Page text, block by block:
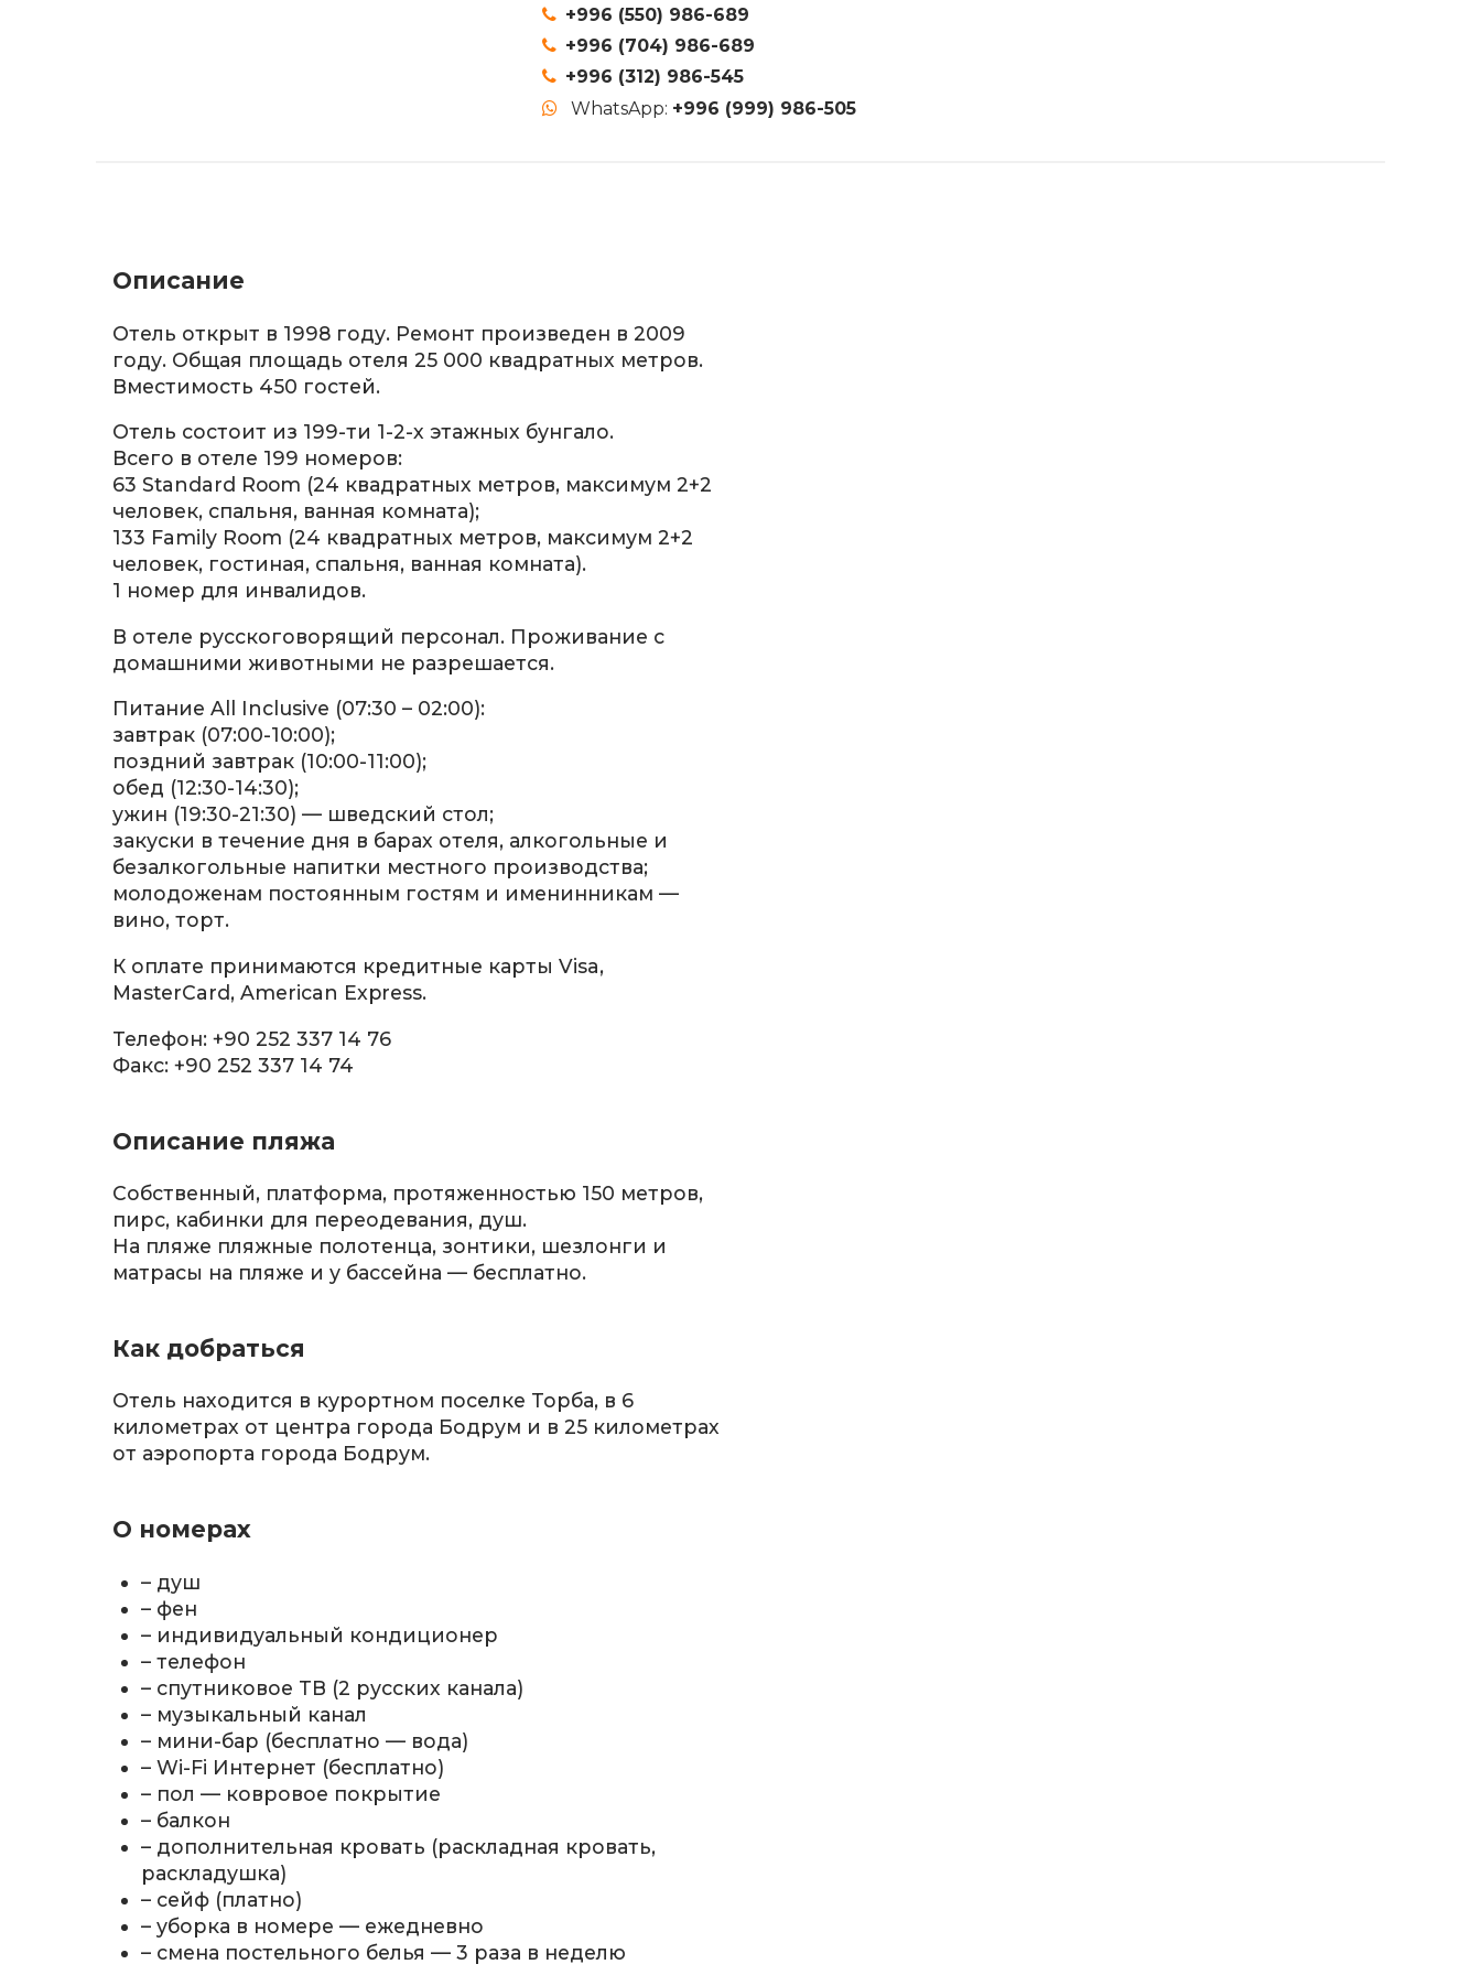
+996 (550) 986-689
+996 (704) 986-689
+996 (312) 986-545
WhatsApp: +996 (999) 986-505
Описание
Отель открыт в 1998 году. Ремонт произведен в 2009
году. Общая площадь отеля 25 000 квадратных метров.
Вместимость 450 гостей.
Отель состоит из 199-ти 1-2-х этажных бунгало.
Всего в отеле 199 номеров:
63 Standard Room (24 квадратных метров, максимум 2+2
человек, спальня, ванная комната);
133 Family Room (24 квадратных метров, максимум 2+2
человек, гостиная, спальня, ванная комната).
1 номер для инвалидов.
В отеле русскоговорящий персонал. Проживание с
домашними животными не разрешается.
Питание All Inclusive (07:30 – 02:00):
завтрак (07:00-10:00);
поздний завтрак (10:00-11:00);
обед (12:30-14:30);
ужин (19:30-21:30) — шведский стол;
закуски в течение дня в барах отеля, алкогольные и
безалкогольные напитки местного производства;
молодоженам постоянным гостям и именинникам —
вино, торт.
К оплате принимаются кредитные карты Visa,
MasterCard, American Express.
Телефон: +90 252 337 14 76
Факс: +90 252 337 14 74
Описание пляжа
Собственный, платформа, протяженностью 150 метров,
пирс, кабинки для переодевания, душ.
На пляже пляжные полотенца, зонтики, шезлонги и
матрасы на пляже и у бассейна — бесплатно.
Как добраться
Отель находится в курортном поселке Торба, в 6
километрах от центра города Бодрум и в 25 километрах
от аэропорта города Бодрум.
О номерах
– душ
– фен
– индивидуальный кондиционер
– телефон
– спутниковое ТВ (2 русских канала)
– музыкальный канал
– мини-бар (бесплатно — вода)
– Wi-Fi Интернет (бесплатно)
– пол — ковровое покрытие
– балкон
– дополнительная кровать (раскладная кровать,
раскладушка)
– сейф (платно)
– уборка в номере — ежедневно
– смена постельного белья — 3 раза в неделю